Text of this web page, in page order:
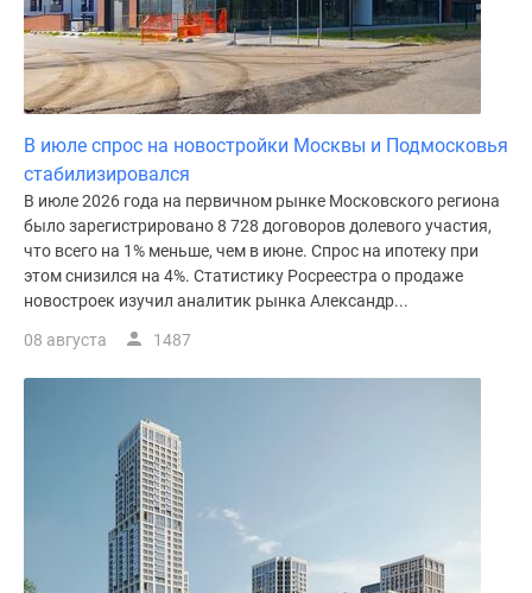
водоема
Коттеджные
поселки
ипотеку
Бизнес-
центры
Коттеджи
Скидки
акции
Макс
В июле спрос на новостройки Москвы и Подмосковья
стабилизировался
В июле 2026 года на первичном рынке Московского региона
было зарегистрировано 8 728 договоров долевого участия,
что всего на 1% меньше, чем в июне. Спрос на ипотеку при
этом снизился на 4%. Статистику Росреестра о продаже
новостроек изучил аналитик рынка Александр...
08 августа 1487